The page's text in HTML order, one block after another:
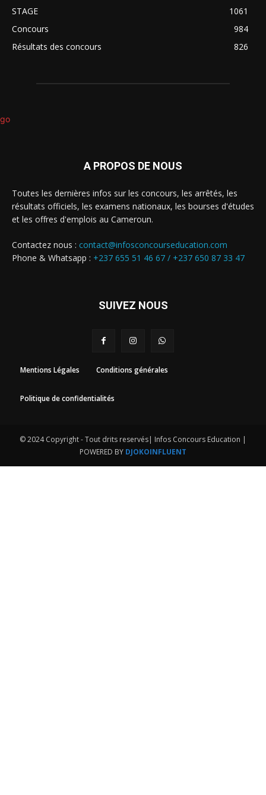
STAGE
1061
Concours
984
Résultats des concours
826
A PROPOS DE NOUS
Toutes les dernières infos sur les concours, les arrêtés, les
résultats officiels, les examens nationaux, les bourses d'études
et les offres d'emplois au Cameroun.
Contactez nous : contact@infosconcourseducation.com
Phone & Whatsapp : +237 655 51 46 67 / +237 650 87 33 47
SUIVEZ NOUS
Mentions Légales Conditions générales
Politique de confidentialités
© 2024 Copyright - Tout drits reservés| Infos Concours Education |
POWERED BY DJOKOINFLUENT